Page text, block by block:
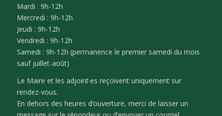
Mardi : 9h-12h
Mercredi : 9h-12h
Jeudi : 9h-12h
Vendredi : 9h-12h
Samedi : 9h-12h (permanence le premier samedi du mois
sauf juillet-août)
Le Maire et les adjoint·es reçoivent uniquement sur
rendez-vous.
En dehors des heures d’ouverture, merci de laisser un